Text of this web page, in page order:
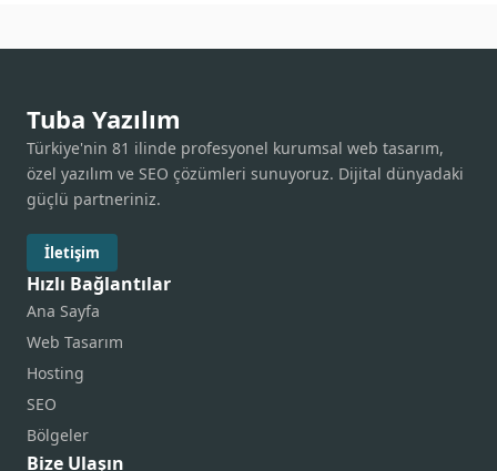
Tuba Yazılım
Türkiye'nin 81 ilinde profesyonel kurumsal web tasarım,
özel yazılım ve SEO çözümleri sunuyoruz. Dijital dünyadaki
güçlü partneriniz.
İletişim
Hızlı Bağlantılar
Ana Sayfa
Web Tasarım
Hosting
SEO
Bölgeler
Bize Ulaşın